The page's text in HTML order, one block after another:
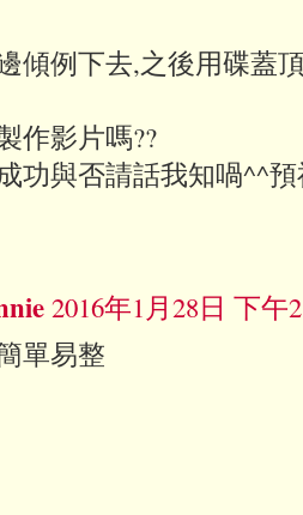
傾例下去,之後用碟蓋
作影片嗎??
功與否請話我知喎^^
2016年1月28日 下午
單易整